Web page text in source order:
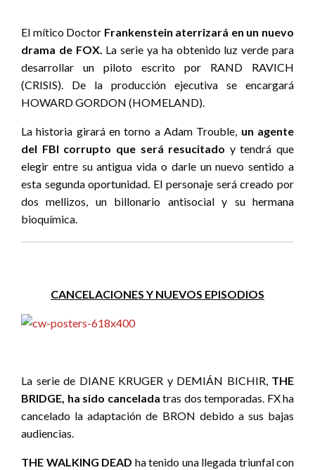
El mítico Doctor Frankenstein aterrizará en un nuevo
drama de FOX. La serie ya ha obtenido luz verde para
desarrollar un piloto escrito por RAND RAVICH
(CRISIS). De la producción ejecutiva se encargará
HOWARD GORDON (HOMELAND).
La historia girará en torno a Adam Trouble, un agente
del FBI corrupto que será resucitado y tendrá que
elegir entre su antigua vida o darle un nuevo sentido a
esta segunda oportunidad. El personaje será creado por
dos mellizos, un billonario antisocial y su hermana
bioquímica.
CANCELACIONES Y NUEVOS EPISODIOS
La serie de DIANE KRUGER y DEMIÁN BICHIR, THE
BRIDGE, ha sido cancelada tras dos temporadas. FX ha
cancelado la adaptación de BRON debido a sus bajas
audiencias.
THE WALKING DEAD ha tenido una llegada triunfal con